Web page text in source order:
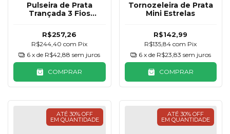
Pulseira de Prata
Trançada 3 Fios
R$257,26
R$244,40com Pix
6 x de R$42,88 sem juros
COMPRAR
Tornozeleira de Prata
Mini Estrelas
R$142,99
R$135,84com Pix
6 x de R$23,83 sem juros
COMPRAR
ATÉ 30% OFF
EM QUANTIDADE
ATÉ 30% OFF
EM QUANTIDADE